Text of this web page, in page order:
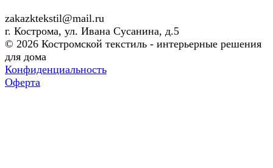
zakazktekstil@mail.ru
г. Кострома, ул. Ивана Сусанина, д.5
© 2026 Костромской текстиль - интерьерные решения
для дома
Конфиденциальность
Оферта